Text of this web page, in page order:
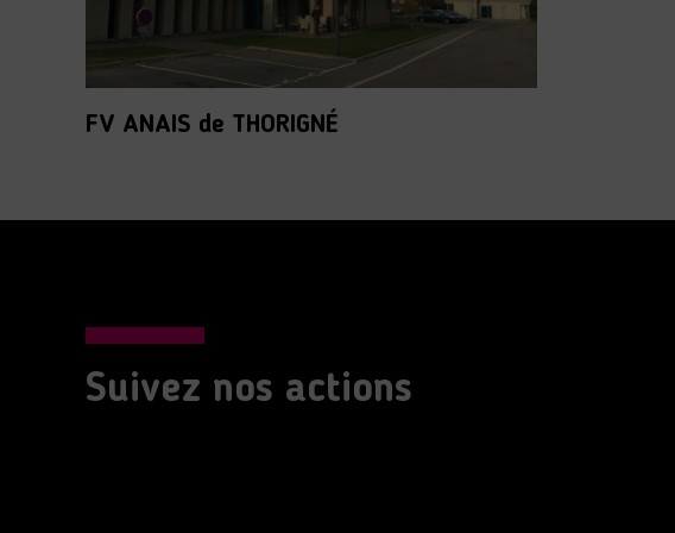
FV ANAIS de THORIGNÉ
Suivez nos actions